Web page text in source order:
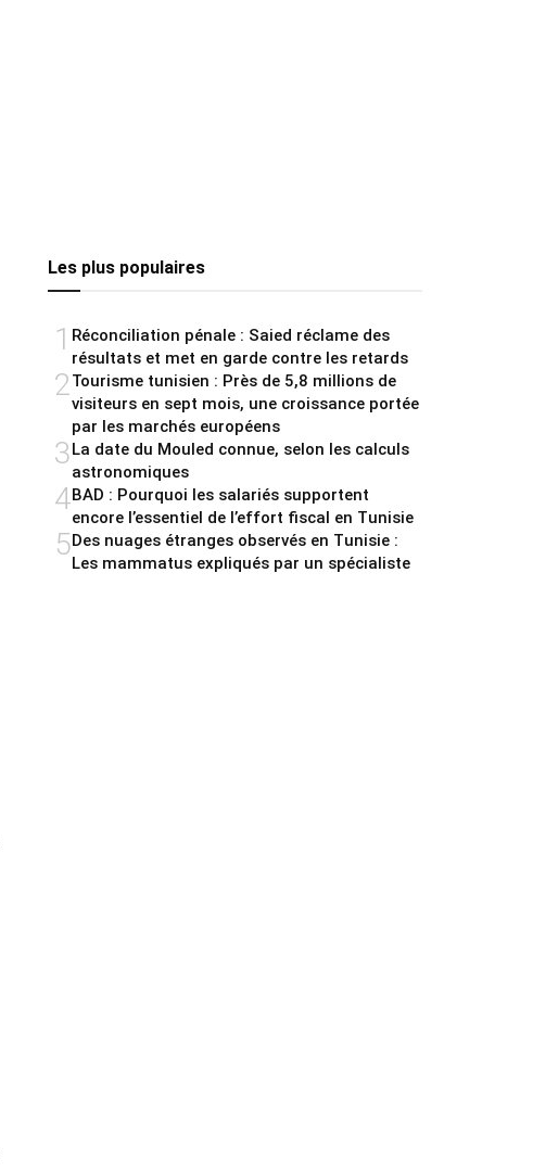
Les plus populaires
1 Réconciliation pénale : Saied réclame des
résultats et met en garde contre les retards
2Tourisme tunisien : Près de 5,8 millions de
visiteurs en sept mois, une croissance portée
par les marchés européens
3La date du Mouled connue, selon les calculs
astronomiques
4BAD : Pourquoi les salariés supportent
encore l’essentiel de l’effort fiscal en Tunisie
5Des nuages étranges observés en Tunisie :
Les mammatus expliqués par un spécialiste